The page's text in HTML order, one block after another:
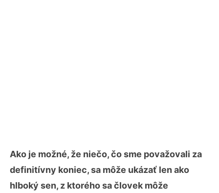
Ako je možné, že niečo, čo sme považovali za
definitívny koniec, sa môže ukázať len ako
hlboký sen, z ktorého sa človek môže